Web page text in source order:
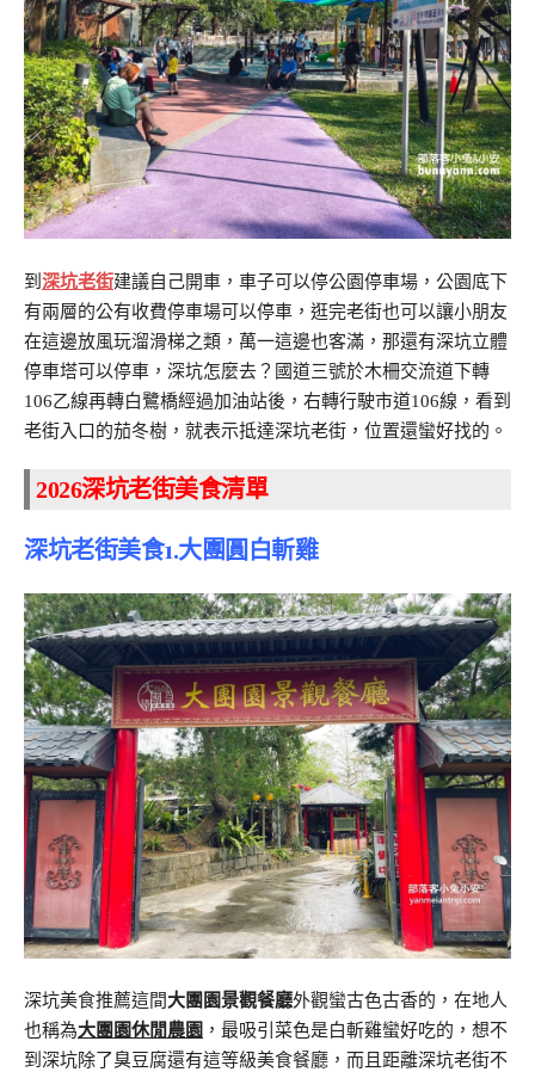
到 深坑老街建議自己開車，車子可以停公園停車場，公園底下
有兩層的公有收費停車場可以停車，逛完老街也可以讓小朋友
在這邊放風玩溜滑梯之類，萬一這邊也客滿，那還有深坑立體
停車塔可以停車，深坑怎麼去？國道三號於木柵交流道下轉
106乙線再轉白鷺橋經過加油站後，右轉行駛市道106線，看到
老街入口的茄冬樹，就表示抵達深坑老街，位置還蠻好找的。
2026深坑老街美食清單
深坑老街美食1.大團圓白斬雞
深坑美食推薦這間大團園景觀餐廳外觀蠻古色古香的，在地人
也稱為大團園休閒農園 ，最吸引菜色是白斬雞蠻好吃的，想不
到深坑除了臭豆腐還有這等級美食餐廳，而且距離深坑老街不